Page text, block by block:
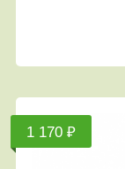
1 170 ₽